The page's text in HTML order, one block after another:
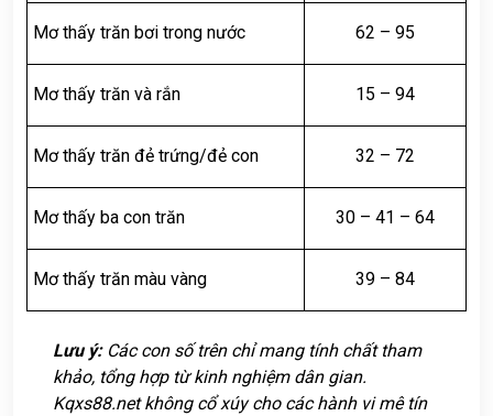
Mơ thấy trăn bơi trong nước 62 – 95
Mơ thấy trăn và rắn 15 – 94
Mơ thấy trăn đẻ trứng/đẻ con 32 – 72
Mơ thấy ba con trăn 30 – 41 – 64
Mơ thấy trăn màu vàng 39 – 84
Lưu ý:Các con số trên chỉ mang tính chất tham
khảo, tổng hợp từ kinh nghiệm dân gian.
Kqxs88.net không cổ xúy cho các hành vi mê tín